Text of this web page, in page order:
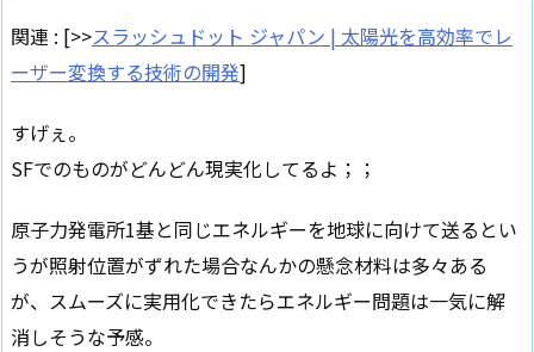
関連 : [>>スラッシュドット ジャパン | 太陽光を高効率でレ
ーザー変換する技術の開発]
すげぇ。
SFでのものがどんどん現実化してるよ；；
原子力発電所1基と同じエネルギーを地球に向けて送るとい
うが照射位置がずれた場合なんかの懸念材料は多々ある
が、スムーズに実用化できたらエネルギー問題は一気に解
消しそうな予感。